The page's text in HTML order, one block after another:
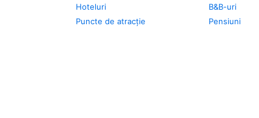
Hoteluri
Puncte de atracţie
B&B-uri
Pensiuni